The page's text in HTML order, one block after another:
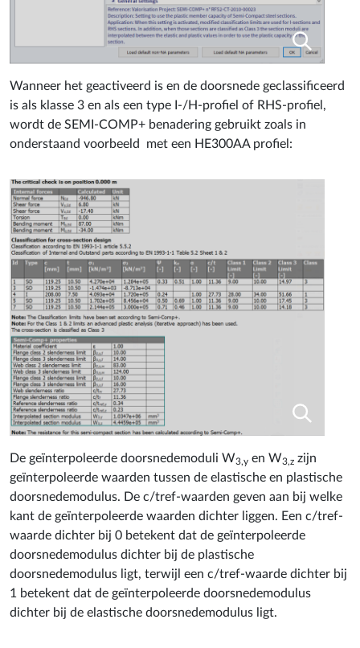
Wanneer het geactiveerd is en de doorsnede geclassificeerd
is als klasse 3 en als een type I-/H-profiel of RHS-profiel,
wordt de SEMI-COMP+ benadering gebruikt zoals in
onderstaand voorbeeld met een HE300AA profiel:
De geïnterpoleerde doorsnedemoduli W3,y en W3,z zijn
geïnterpoleerde waarden tussen de elastische en plastische
doorsnedemodulus. De c/tref-waarden geven aan bij welke
kant de geïnterpoleerde waarden dichter liggen. Een c/tref-
waarde dichter bij 0 betekent dat de geïnterpoleerde
doorsnedemodulus dichter bij de plastische
doorsnedemodulus ligt, terwijl een c/tref-waarde dichter bij
1 betekent dat de geïnterpoleerde doorsnedemodulus
dichter bij de elastische doorsnedemodulus ligt.